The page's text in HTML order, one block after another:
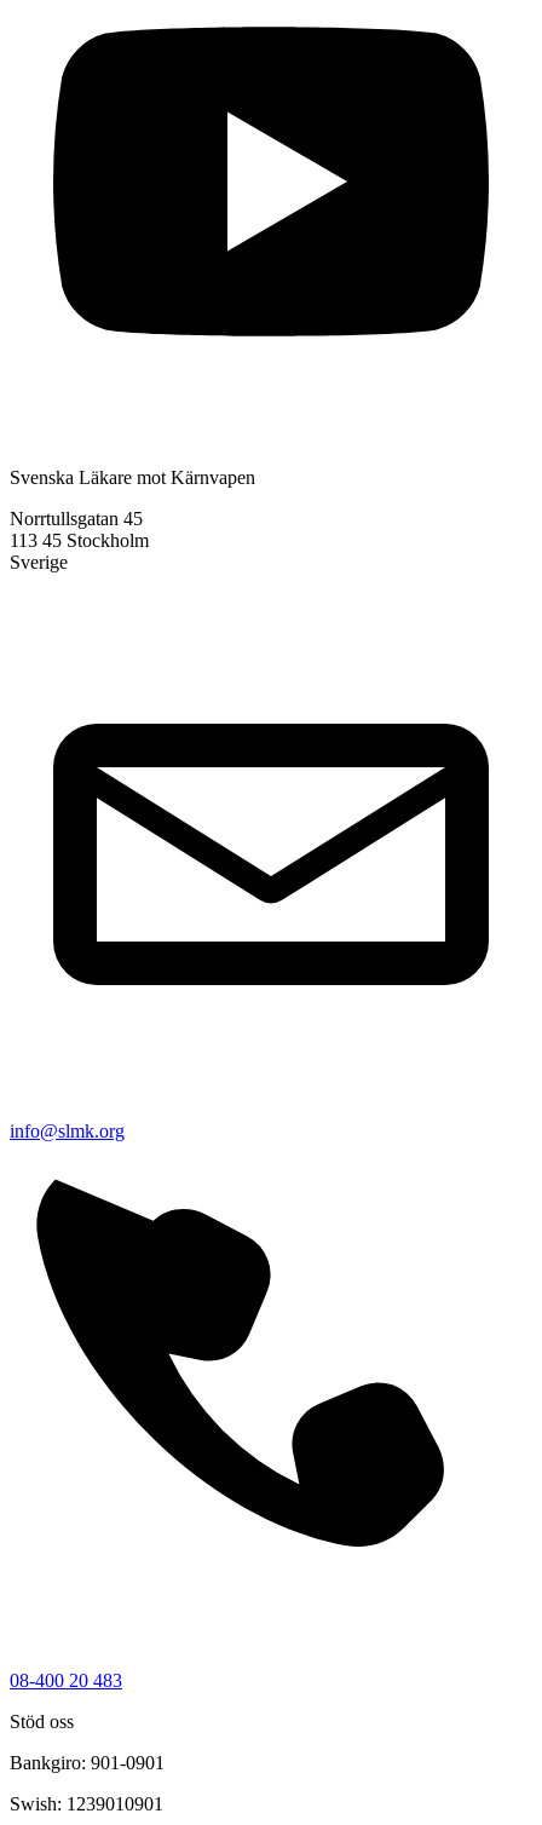
Svenska Läkare mot Kärnvapen
Norrtullsgatan 45
113 45 Stockholm
Sverige
info@slmk.org
08-400 20 483
Stöd oss
Bankgiro: 901-0901
Swish: 1239010901